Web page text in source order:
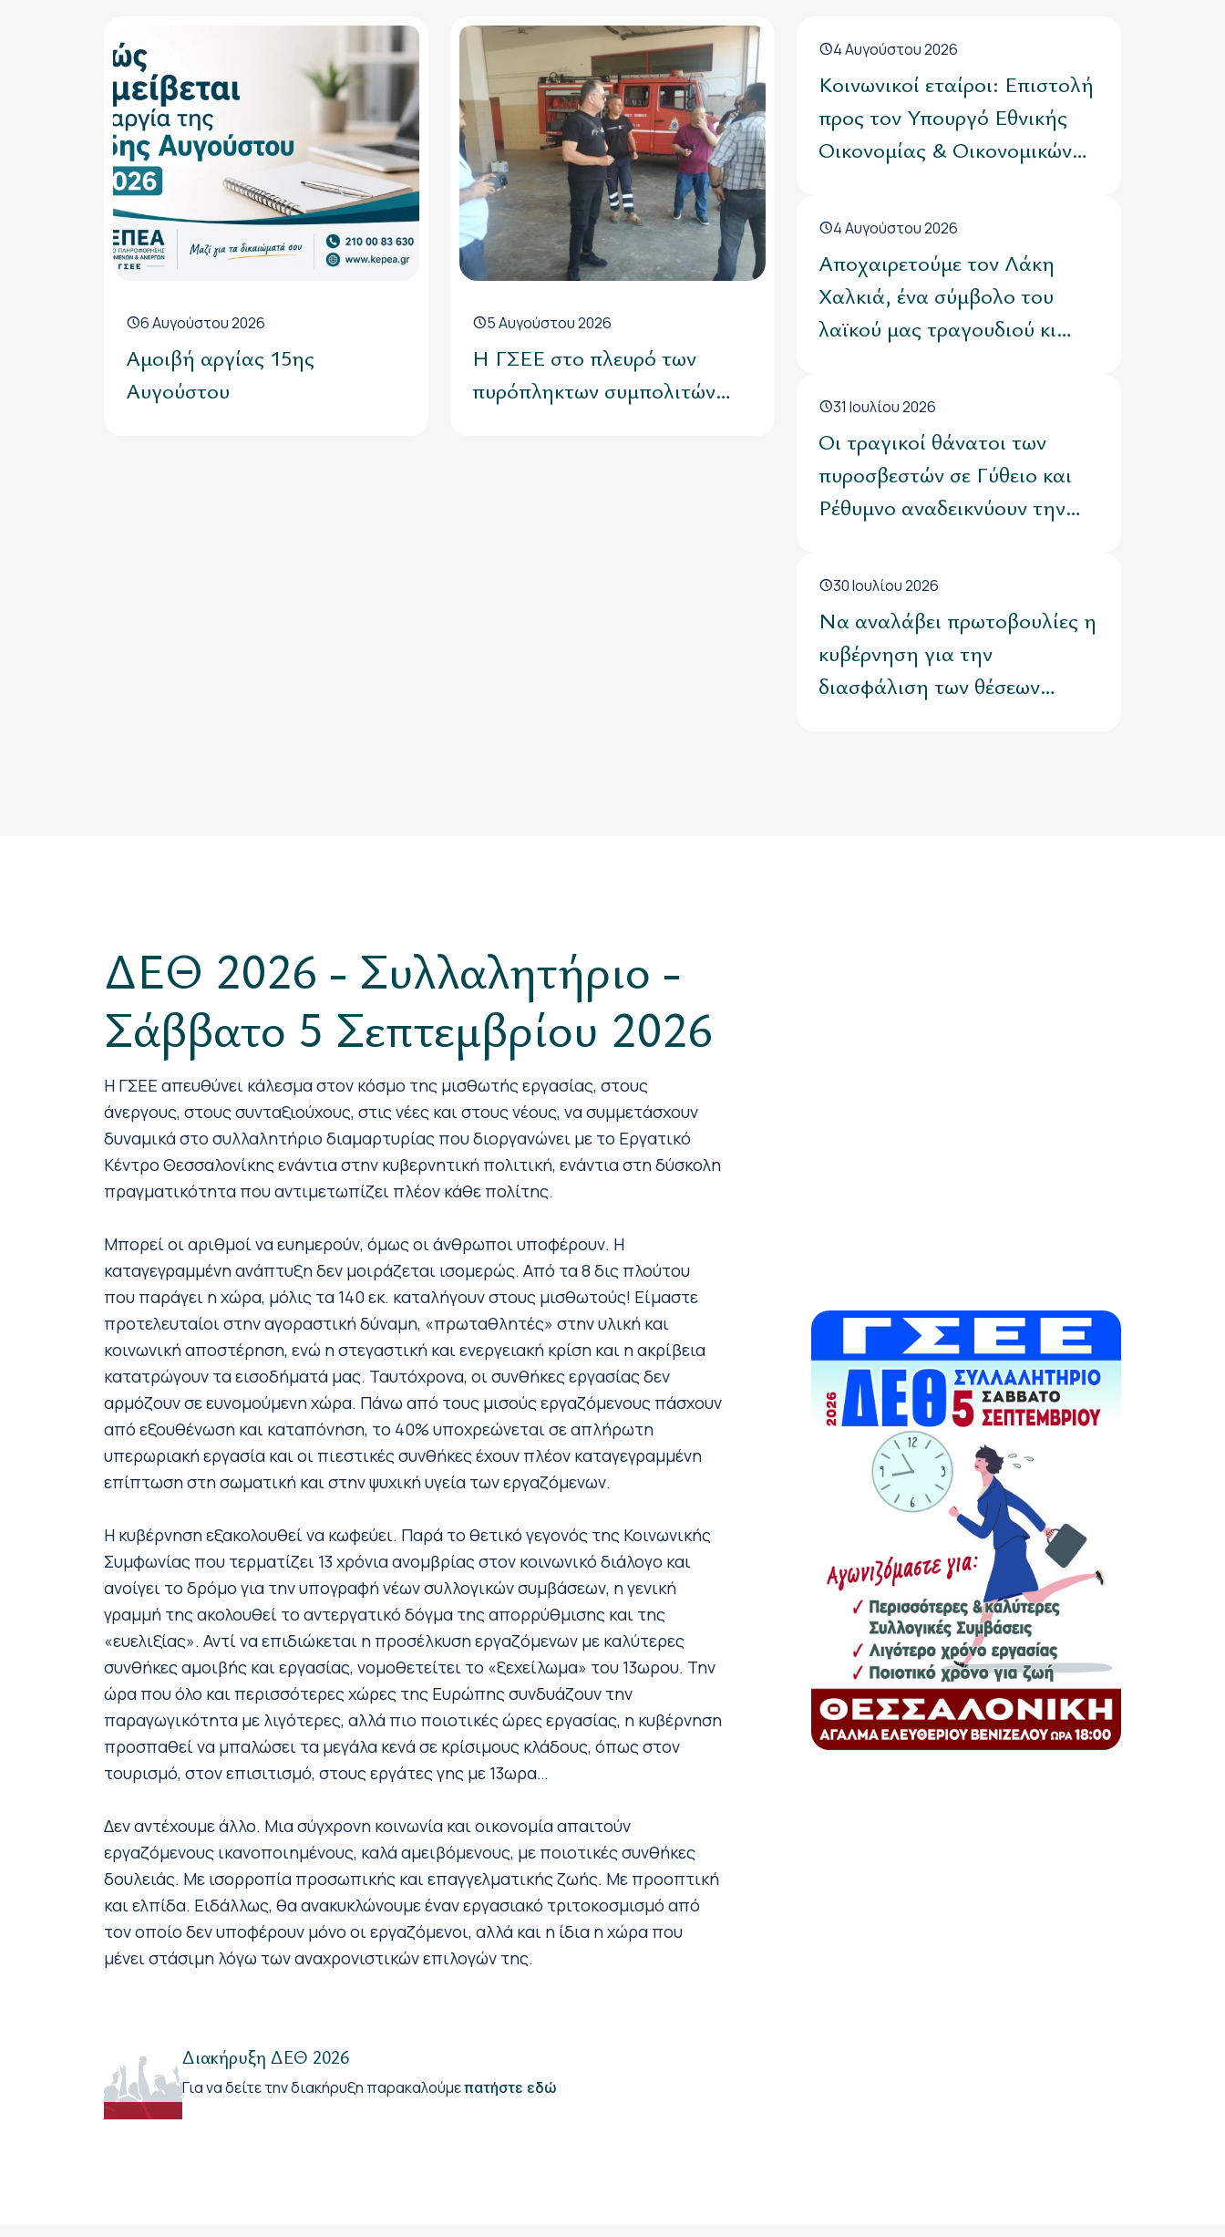
6 Αυγούστου 2026
Αμοιβή αργίας 15ης
Αυγούστου
5 Αυγούστου 2026
H ΓΣΕΕ στο πλευρό των
πυρόπληκτων συμπολιτών
4 Αυγούστου 2026
Κοινωνικοί εταίροι: Επιστολή
προς τον Υπουργό Εθνικής
Οικονομίας & Οικονομικών
ευρώ του ημερήσιου ορίου
παροχής σίτισης των
εργαζόμενων
4 Αυγούστου 2026
Αποχαιρετούμε τον Λάκη
Χαλκιά, ένα σύμβολο του
λαϊκού μας τραγουδιού κι
κοινωνική και πολιτική
31 Ιουλίου 2026
Οι τραγικοί θάνατοι των
πυροσβεστών σε Γύθειο και
Ρέθυμνο αναδεικνύουν την
από την πλευρά της
πολιτείας
30 Ιουλίου 2026
Να αναλάβει πρωτοβουλίες η
κυβέρνηση για την
διασφάλιση των θέσεων
ΔΕΘ 2026 - Συλλαλητήριο -
Σάββατο 5 Σεπτεμβρίου 2026
Η ΓΣΕΕ απευθύνει κάλεσμα στον κόσμο της μισθωτής εργασίας, στους
άνεργους, στους συνταξιούχους, στις νέες και στους νέους, να συμμετάσχουν
δυναμικά στο συλλαλητήριο διαμαρτυρίας που διοργανώνει με το Εργατικό
Κέντρο Θεσσαλονίκης ενάντια στην κυβερνητική πολιτική, ενάντια στη δύσκολη
πραγματικότητα που αντιμετωπίζει πλέον κάθε πολίτης.
Μπορεί οι αριθμοί να ευημερούν, όμως οι άνθρωποι υποφέρουν. Η
καταγεγραμμένη ανάπτυξη δεν μοιράζεται ισομερώς. Από τα 8 δις πλούτου
που παράγει η χώρα, μόλις τα 140 εκ. καταλήγουν στους μισθωτούς! Είμαστε
προτελευταίοι στην αγοραστική δύναμη, «πρωταθλητές» στην υλική και
κοινωνική αποστέρηση, ενώ η στεγαστική και ενεργειακή κρίση και η ακρίβεια
κατατρώγουν τα εισοδήματά μας. Ταυτόχρονα, οι συνθήκες εργασίας δεν
αρμόζουν σε ευνομούμενη χώρα. Πάνω από τους μισούς εργαζόμενους πάσχουν
από εξουθένωση και καταπόνηση, το 40% υποχρεώνεται σε απλήρωτη
υπερωριακή εργασία και οι πιεστικές συνθήκες έχουν πλέον καταγεγραμμένη
επίπτωση στη σωματική και στην ψυχική υγεία των εργαζόμενων.
Η κυβέρνηση εξακολουθεί να κωφεύει. Παρά το θετικό γεγονός της Κοινωνικής
Συμφωνίας που τερματίζει 13 χρόνια ανομβρίας στον κοινωνικό διάλογο και
ανοίγει το δρόμο για την υπογραφή νέων συλλογικών συμβάσεων, η γενική
γραμμή της ακολουθεί το αντεργατικό δόγμα της απορρύθμισης και της
«ευελιξίας». Αντί να επιδιώκεται η προσέλκυση εργαζόμενων με καλύτερες
συνθήκες αμοιβής και εργασίας, νομοθετείτει το «ξεχείλωμα» του 13ωρου. Την
ώρα που όλο και περισσότερες χώρες της Ευρώπης συνδυάζουν την
παραγωγικότητα με λιγότερες, αλλά πιο ποιοτικές ώρες εργασίας, η κυβέρνηση
προσπαθεί να μπαλώσει τα μεγάλα κενά σε κρίσιμους κλάδους, όπως στον
τουρισμό, στον επισιτισμό, στους εργάτες γης με 13ωρα…
Δεν αντέχουμε άλλο. Μια σύγχρονη κοινωνία και οικονομία απαιτούν
εργαζόμενους ικανοποιημένους, καλά αμειβόμενους, με ποιοτικές συνθήκες
δουλειάς. Με ισορροπία προσωπικής και επαγγελματικής ζωής. Με προοπτική
και ελπίδα. Ειδάλλως, θα ανακυκλώνουμε έναν εργασιακό τριτοκοσμισμό από
τον οποίο δεν υποφέρουν μόνο οι εργαζόμενοι, αλλά και η ίδια η χώρα που
μένει στάσιμη λόγω των αναχρονιστικών επιλογών της.
Διακήρυξη ΔΕΘ 2026
Για να δείτε την διακήρυξη παρακαλούμεπατήστε εδώ